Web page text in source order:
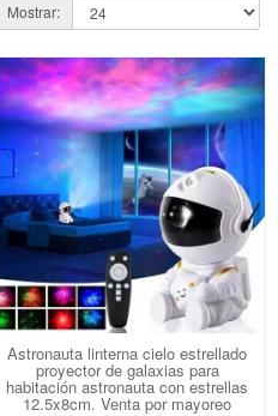
Mostrar:
Astronauta linterna cielo estrellado
proyector de galaxias para
habitación astronauta con estrellas
12.5x8cm. Venta por mayoreo